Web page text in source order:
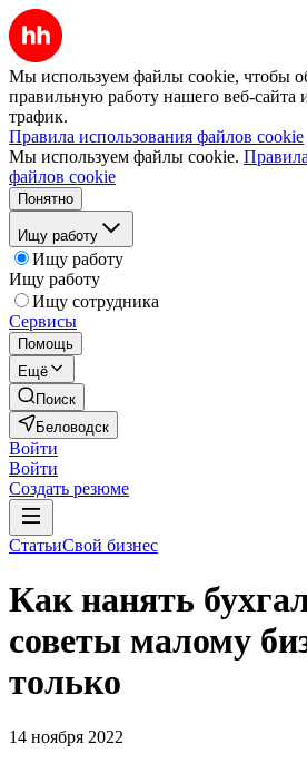
Мы используем файлы cookie, чтобы
правильную работу нашего веб-сайта
трафик.
Правила использования файлов cookie
Мы используем файлы cookie.
файлов cookie
Понятно
Ищу работу
Ищу работу
Ищу работу
Ищу сотрудника
Сервисы
Помощь
Ещё
Поиск
Беловодск
Войти
Войти
Создать резюме
СтатьиСвой бизнес
Как нанять
советы малому
только
14 ноября 2022